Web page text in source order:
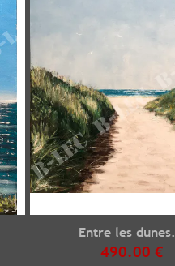
Entre les
490.00 €